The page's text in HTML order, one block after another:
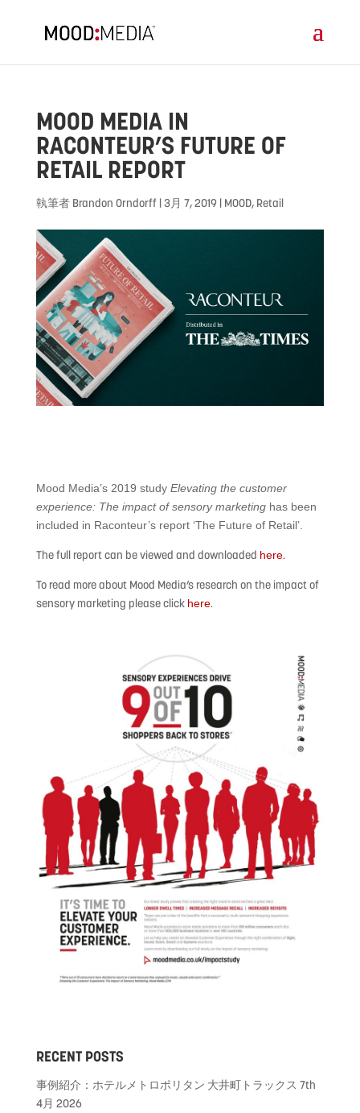
MOOD MEDIA IN
RACONTEUR’S FUTURE OF
RETAIL REPORT
執筆者 Brandon Orndorff|3月 7, 2019| MOOD, Retail
Mood Media’s 2019 study Elevating the customer
experience: The impact of sensory marketing has been
included in Raconteur’s report ‘The Future of Retail’.
The full report can be viewed and downloaded here.
To read more about Mood Media’s research on the impact of
sensory marketing please click here.
RECENT POSTS
事例紹介：ホテルメトロポリタン 大井町トラックス 7th
4月 2026